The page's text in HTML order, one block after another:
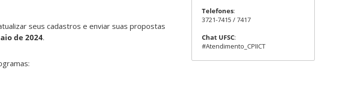
seus cadastros e enviar suas propostas
de 2024.
Telefones:
3721-7415 / 7417
Chat UFSC:
#Atendimento_CPIICT